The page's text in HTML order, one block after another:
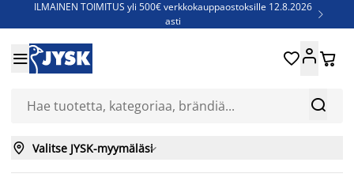
ILMAINEN TOIMITUS yli 500€ verkkokauppaostoksille 12.8.2026
asti

Jenkkisänkyjä - Säästä jopa 60%


 
 Valitse JYSK-myymäläsi